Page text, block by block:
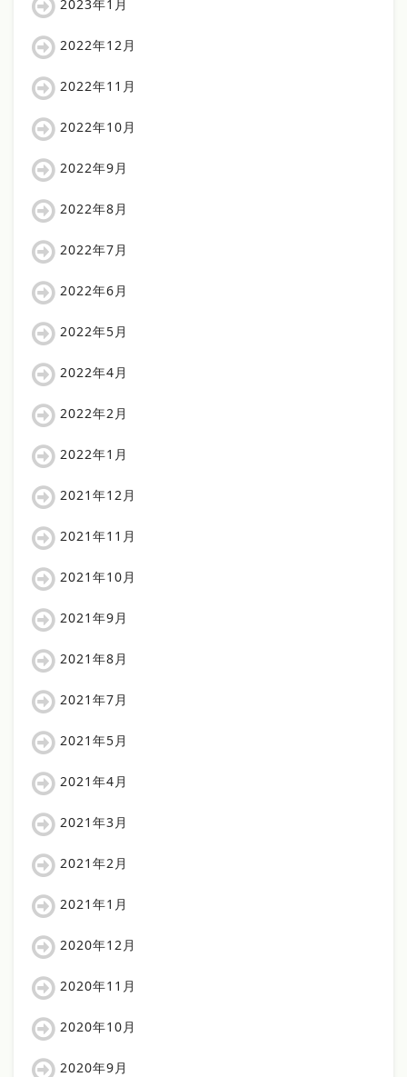
2023年1月
2022年12月
2022年11月
2022年10月
2022年9月
2022年8月
2022年7月
2022年6月
2022年5月
2022年4月
2022年2月
2022年1月
2021年12月
2021年11月
2021年10月
2021年9月
2021年8月
2021年7月
2021年5月
2021年4月
2021年3月
2021年2月
2021年1月
2020年12月
2020年11月
2020年10月
2020年9月